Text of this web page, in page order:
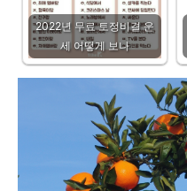
2022년 무료 토정비결 운
세 어떻게 보나